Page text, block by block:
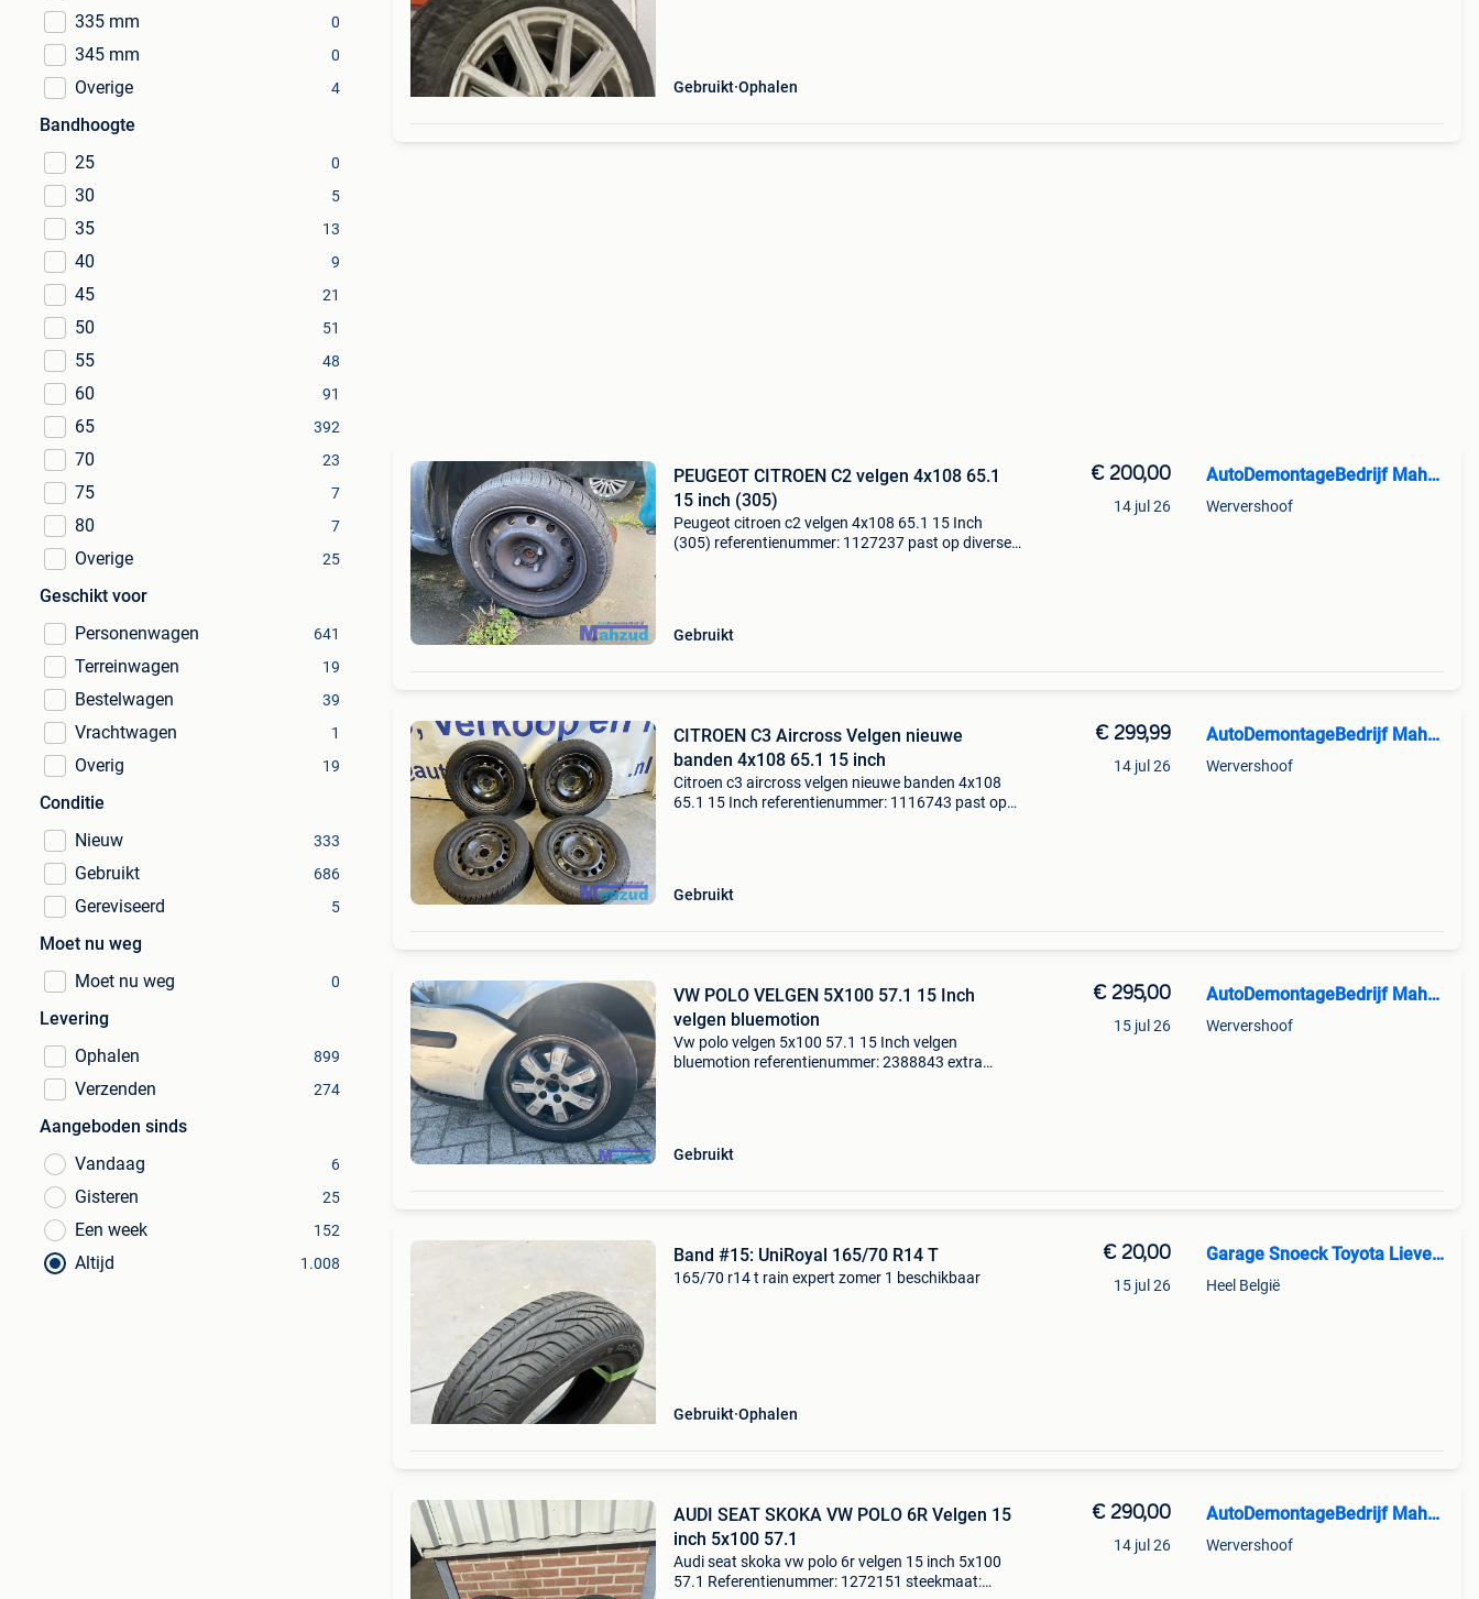
335 mm 0
345 mm 0
Overige 4
Bandhoogte
25
0
30 5
35 13
40 9
45 21
50 51
55 48
60 91
65 392
70 23
75 7
80 7
Overige 25
Geschikt voor
Personenwagen
641
Terreinwagen 19
Bestelwagen 39
Vrachtwagen 1
Overig 19
Conditie
Nieuw
333
Gebruikt 686
Gereviseerd 5
Moet nu weg
Moet nu weg
0
Levering
Ophalen
899
Verzenden 274
Aangeboden sinds
Vandaag
6
Gisteren 25
Een week 152
Altijd 1.008
Gebruikt Ophalen
PEUGEOT CITROEN C2 velgen 4x108 65.1
15 inch (305)
Peugeot citroen c2 velgen 4x108 65.1 15 Inch
(305) referentienummer: 1127237 past op diverse
Gebruikt
€ 200,00
14 jul 26
AutoDemontageBedrijf Mahzud
Wervershoof
CITROEN C3 Aircross Velgen nieuwe
banden 4x108 65.1 15 inch
Citroen c3 aircross velgen nieuwe banden 4x108
65.1 15 Inch referentienummer: 1116743 past op
Gebruikt
€ 299,99
14 jul 26
AutoDemontageBedrijf Mahzud
Wervershoof
VW POLO VELGEN 5X100 57.1 15 Inch
velgen bluemotion
Vw polo velgen 5x100 57.1 15 Inch velgen
bluemotion referentienummer: 2388843 extra
Gebruikt
€ 295,00
15 jul 26
AutoDemontageBedrijf Mahzud
Wervershoof
Band #15: UniRoyal 165/70 R14 T
165/70 r14 t rain expert zomer 1 beschikbaar
Gebruikt Ophalen
€ 20,00
15 jul 26
Garage Snoeck Toyota Lievegem
Heel België
AUDI SEAT SKOKA VW POLO 6R Velgen 15
inch 5x100 57.1
Audi seat skoka vw polo 6r velgen 15 inch 5x100
57.1 Referentienummer: 1272151 steekmaat:
€ 290,00
14 jul 26
AutoDemontageBedrijf Mahzud
Wervershoof